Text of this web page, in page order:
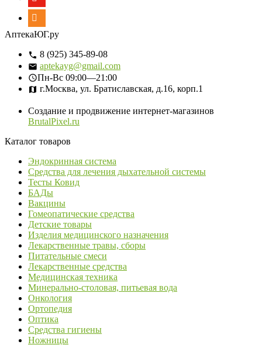
АптекаЮГ.ру
8 (925) 345-89-08
aptekayg@gmail.com
Пн-Вс 09:00—21:00
г.Москва, ул. Братиславская, д.16, корп.1
Создание и продвижение интернет-магазинов
BrutalPixel.ru
Каталог товаров
Эндокринная система
Средства для лечения дыхательной системы
Тесты Ковид
БАДы
Вакцины
Гомеопатические средства
Детские товары
Изделия медицинского назначения
Лекарственные травы, сборы
Питательные смеси
Лекарственные средства
Медицинская техника
Минерально-столовая, питьевая вода
Онкология
Ортопедия
Оптика
Средства гигиены
Ножницы